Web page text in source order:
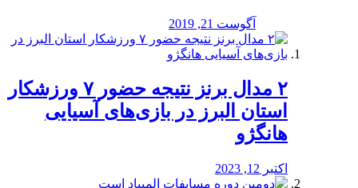
آگوست 21, 2019
۲ مدال برنز نتیجه حضور ۷ ورزشکار
استان البرز در بازی‌های آسیایی
هانگژو
اکتبر 12, 2023